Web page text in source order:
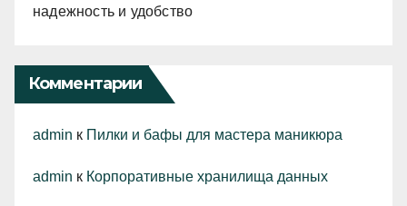
надежность и удобство
Комментарии
admin к Пилки и бафы для мастера маникюра
admin к Корпоративные хранилища данных